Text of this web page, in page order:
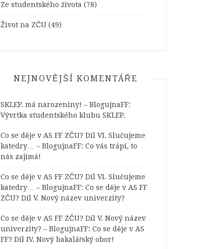
Ze studentského života (78)
Život na ZČU (49)
NEJNOVĚJŠÍ KOMENTÁŘE
SKLEP. má narozeniny! – BlogujnaFF:
Vývrtka studentského klubu SKLEP.
Co se děje v AS FF ZČU? Díl VI. Slučujeme
katedry… – BlogujnaFF: Co vás trápí, to
nás zajímá!
Co se děje v AS FF ZČU? Díl VI. Slučujeme
katedry… – BlogujnaFF: Co se děje v AS FF
ZČU? Díl V. Nový název univerzity?
Co se děje v AS FF ZČU? Díl V. Nový název
univerzity? – BlogujnaFF: Co se děje v AS
FF? Díl IV. Nový bakalářský obor!